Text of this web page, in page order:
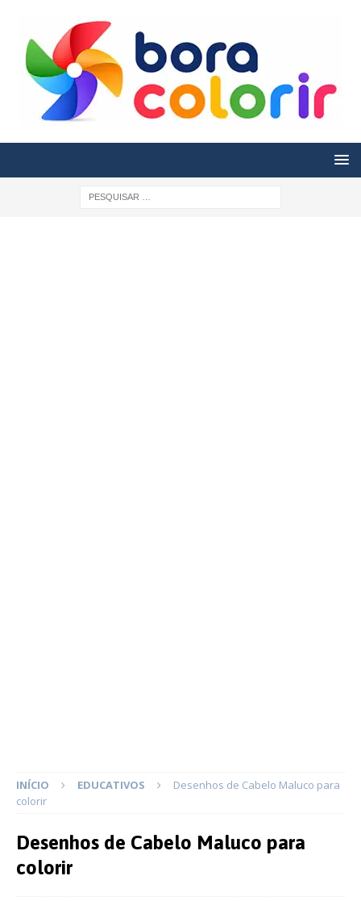
INÍCIO EDUCATIVOS
Desenhos de Cabelo Maluco para
colorir
Desenhos de Cabelo Maluco para
colorir